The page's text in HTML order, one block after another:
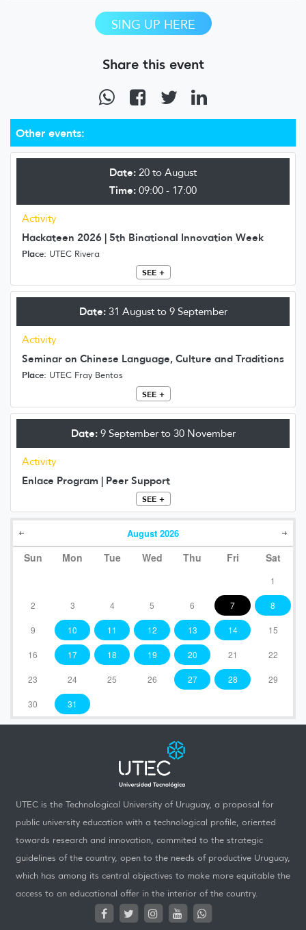
Other events:
Date: 20 to August
Time: 09:00 - 17:00
Activity
Hackateen 2026 | 5th Binational Innovation Week
Place: UTEC Rivera
SEE +
Date:31 August to 9 September
Activity
Seminar on Chinese Language, Culture and Traditions
Place: UTEC Fray Bentos
SEE +
Date:9 September to 30 November
Activity
Enlace Program | Peer Support
SEE +
August 2026
Sun Mon Tue Wed Thu Fri Sat
1
2 3 4 5 6 7 8
9 10 11 12 13 14 15
16 17 18 19 20 21 22
23 24 25 26 27 28 29
30 31
SING UP HERE
Share this event
UTEC is the Technological University of Uruguay, a proposal for
public university education with a technological profile, oriented
towards research and innovation, commited to the strategic
guidelines of the country, open to the needs of productive Uruguay,
which has among its central objectives to make more equitable the
access to an educational offer in the interior of the country.